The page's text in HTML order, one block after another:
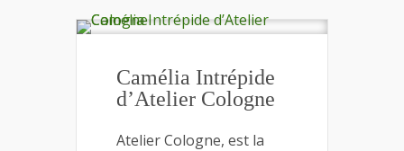
Camélia Intrépide
d’Atelier Cologne
Atelier Cologne, est la